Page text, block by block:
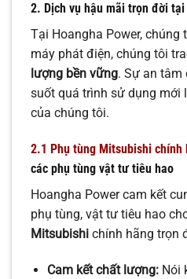
2. Dịch vụ hậu mãi trọn đời tại
Tại Hoangha Power,
máy phát điện, chúng tôi
lượng bền vững. Sự an tâm
suốt quá trình sử dụng mới
của chúng tôi.
2.1 Phụ tùng Mitsubishi chính
các phụ tùng vật tư tiêu hao
Hoangha Power cam kết
phụ tùng, vật tư tiêu hao
Mitsubishi chính hãng trọn
Cam kết chất lượng:Nói